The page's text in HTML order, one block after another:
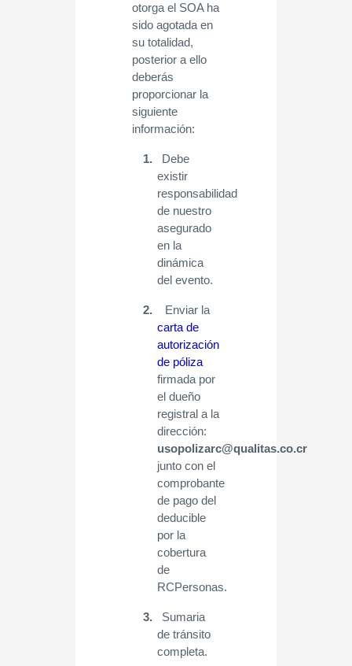
otorga el SOA ha
sido agotada en
su totalidad,
posterior a ello
deberás
proporcionar la
siguiente
información:
1.
Debe
existir
responsabilidad
de nuestro
asegurado
en la
dinámica
del evento.
2.
Enviar la
carta de
autorización
de póliza
firmada por
el dueño
registral a la
dirección:
usopolizarc@qualitas.co.cr
junto con el
comprobante
de pago del
deducible
por la
cobertura
de
RCPersonas.
3. Sumaria
de tránsito
completa.